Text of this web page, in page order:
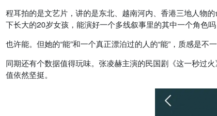
程耳拍的是文艺片，讲的是东北、越南河内、香港三地人物
下长大的20岁女孩，能演好一个多线叙事里的其中一个角色
也许能。但她的“能”和一个真正漂泊过的人的“能”，质感是不
同期还有个数据值得玩味。张凌赫主演的民国剧《这一秒过
值依然坚挺。